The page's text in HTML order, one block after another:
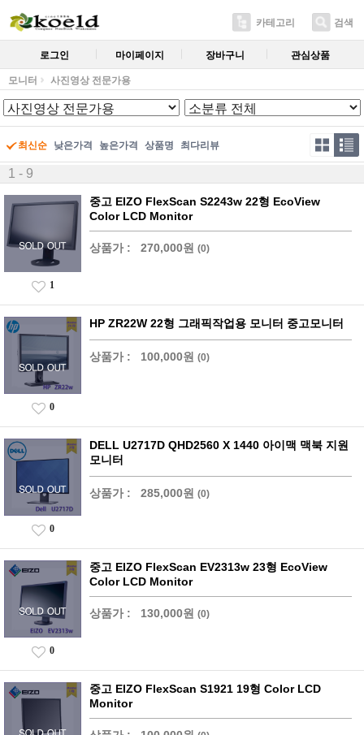
카테고리 검색
로그인 마이페이지 장바구니 관심상품
모니터 사진영상 전문가용
최신순 낮은가격 높은가격 상품명 최다리뷰
1 - 9
중고 EIZO FlexScan S2243w 22형 EcoView
Color LCD Monitor
상품가 : 270,000원 (0)
1
HP ZR22W 22형 그래픽작업용 모니터 중고모니터
상품가 : 100,000원 (0)
0
DELL U2717D QHD2560 X 1440 아이맥 맥북 지원
모니터
상품가 : 285,000원 (0)
0
중고 EIZO FlexScan EV2313w 23형 EcoView
Color LCD Monitor
상품가 : 130,000원 (0)
0
중고 EIZO FlexScan S1921 19형 Color LCD
Monitor